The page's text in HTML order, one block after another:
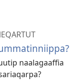
naalagaaffia